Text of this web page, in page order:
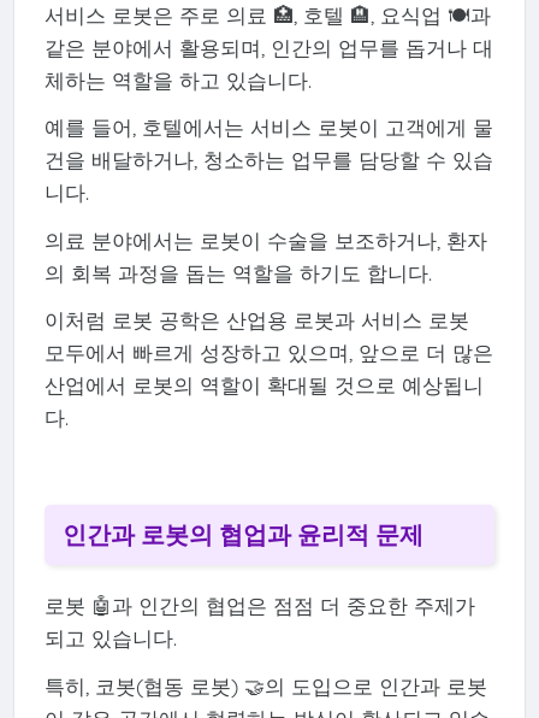
서비스 로봇은 주로 의료 🏥, 호텔 🏨, 요식업 🍽️과
같은 분야에서 활용되며, 인간의 업무를 돕거나 대
체하는 역할을 하고 있습니다.
예를 들어, 호텔에서는 서비스 로봇이 고객에게 물
건을 배달하거나, 청소하는 업무를 담당할 수 있습
니다.
의료 분야에서는 로봇이 수술을 보조하거나, 환자
의 회복 과정을 돕는 역할을 하기도 합니다.
이처럼 로봇 공학은 산업용 로봇과 서비스 로봇
모두에서 빠르게 성장하고 있으며, 앞으로 더 많은
산업에서 로봇의 역할이 확대될 것으로 예상됩니
다.
인간과 로봇의 협업과 윤리적 문제
로봇 🤖과 인간의 협업은 점점 더 중요한 주제가
되고 있습니다.
특히, 코봇(협동 로봇) 🤝의 도입으로 인간과 로봇